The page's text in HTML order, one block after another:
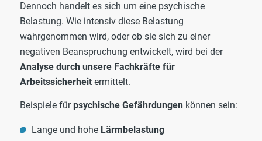
Dennoch handelt es sich um eine psychische
Belastung. Wie intensiv diese Belastung
wahrgenommen wird, oder ob sie sich zu einer
negativen Beanspruchung entwickelt, wird bei der
Analyse durch unsere Fachkräfte für
Arbeitssicherheitermittelt.
Beispiele fürpsychische Gefährdungenkönnen sein:
Lange und hohe Lärmbelastung